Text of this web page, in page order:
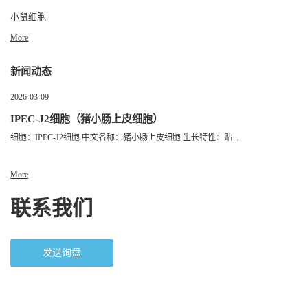
小鼠细胞
More
新闻动态
2026-03-09
IPEC-J2细胞（猪小肠上皮细胞）
细胞：IPEC-J2细胞 中文名称：猪小肠上皮细胞 生长特性：贴...
More
联系我们
发送询盘